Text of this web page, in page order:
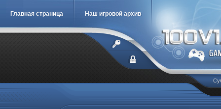
Главная страница Наш игровой архив